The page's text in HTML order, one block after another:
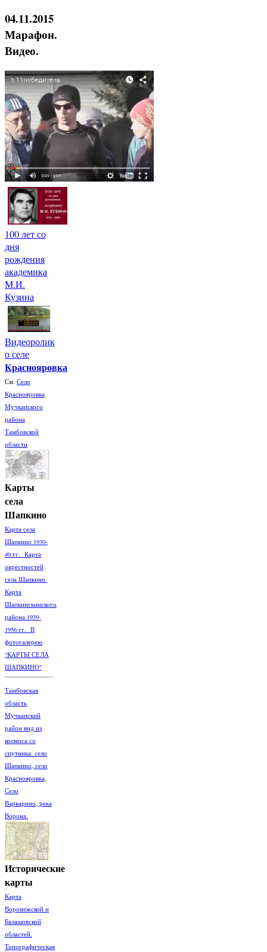
04.11.2015
Марафон.
Видео.
100 лет со
дня
рождения
академика
М.И.
Кузина
Видеоролик
о селе
Краснояровка
См. Село
Краснояровка
Мучкапского
района
Тамбовской
области
Карты
села
Шапкино
Карта села
Шапкино 1930-
40 гг. Карта
окрестностей
села Шапкино.
Карта
Шапкинскинского
района 1939-
1956 гг. В
фотогалерею
"КАРТЫ СЕЛА
ШАПКИНО"
Тамбовская
область
Мучкапский
район вид из
космоса со
спутника: село
Шапкино, село
Краснояровка,
Село
Варварино, река
Ворона.
Исторические
карты
Карта
Воронежской и
Балашовской
областей.
Топографическая